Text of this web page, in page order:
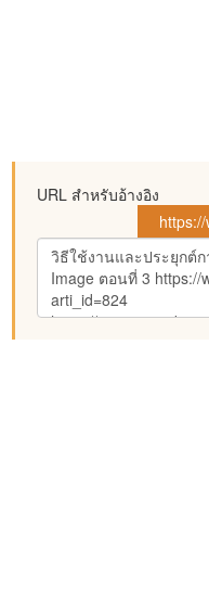
URL สำหรับอ้างอิง